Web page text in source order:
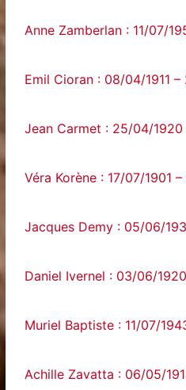
Anne Zamberlan : 11/07/
Emil Cioran : 08/04/1911
Jean Carmet : 25/04/
Véra Korène : 17/07/1901
Jacques Demy : 05/06/
Daniel Ivernel : 03/06/1920
Muriel Baptiste : 11/07/
Achille Zavatta : 06/05/